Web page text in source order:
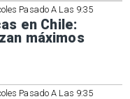
Pasado A Las 9:35
en Chile:
máximos
Pasado A Las 9:35